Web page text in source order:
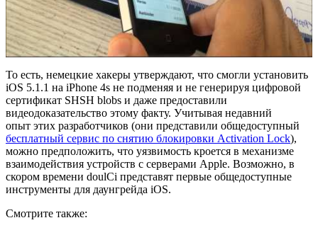
То есть, немецкие хакеры утверждают, что смогли установить
iOS 5.1.1 на iPhone 4s не подменяя и не генерируя цифровой
сертификат SHSH blobs и даже предоставили
видеодоказательство этому факту. Учитывая недавний
опыт этих разработчиков (они представили общедоступный
бесплатный сервис по снятию блокировки Activation Lock),
можно предположить, что уязвимость кроется в механизме
взаимодействия устройств с серверами Apple. Возможно, в
скором времени doulCi представят первые общедоступные
инструменты для даунгрейда iOS.
Смотрите также: